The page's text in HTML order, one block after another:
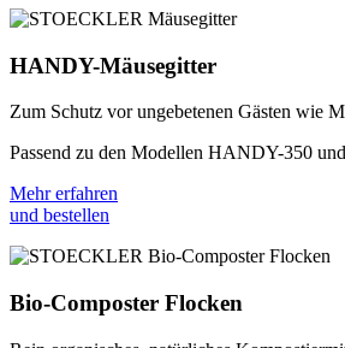
HANDY-Mäusegitter
Zum Schutz vor ungebetenen Gästen wie
Passend zu den Modellen HANDY-350
Mehr erfahren
und bestellen
Bio-Composter Flocken